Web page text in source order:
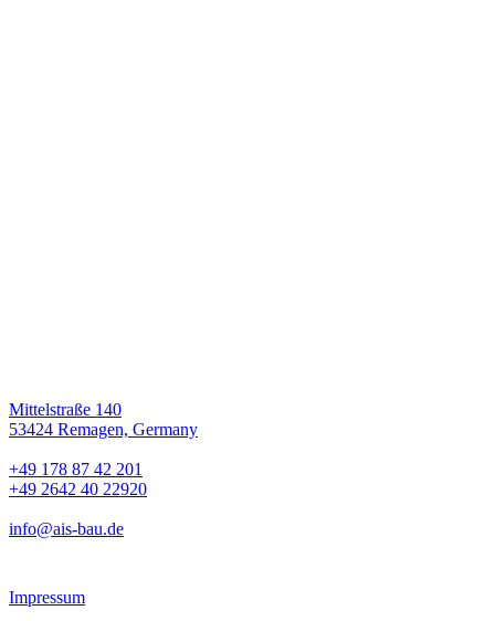
Mittelstraße 140
53424 Remagen, Germany
+49 178 87 42 201
+49 2642 40 22920
info@ais-bau.de
Impressum